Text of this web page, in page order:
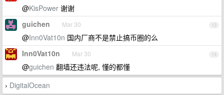
@KisPower 谢谢
13
guichen Mar 30
@Inn0Vat10n 国内厂商不是禁止搞币圈的么
14
Inn0Vat10n Mar 30
@guichen 翻墙还违法呢, 懂的都懂
› DigitalOcean